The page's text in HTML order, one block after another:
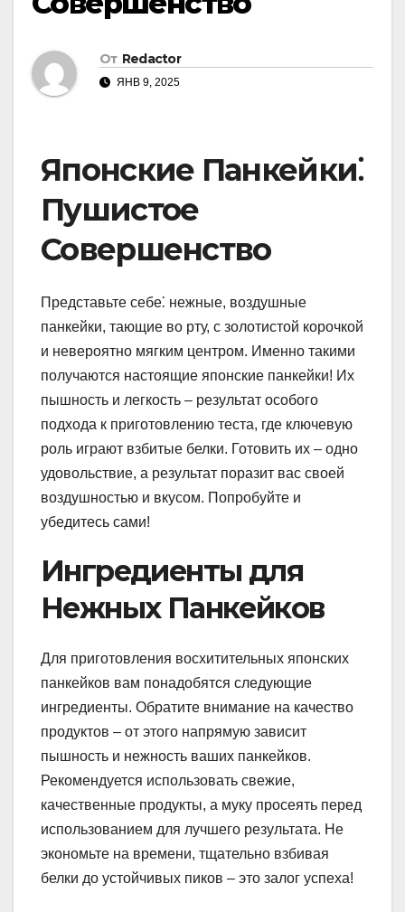
От Redactor
ЯНВ 9, 2025
Японские Панкейки⁚
Пушистое
Совершенство
Представьте себе⁚ нежные, воздушные
панкейки, тающие во рту, с золотистой корочкой
и невероятно мягким центром. Именно такими
получаются настоящие японские панкейки! Их
пышность и легкость – результат особого
подхода к приготовлению теста, где ключевую
роль играют взбитые белки. Готовить их – одно
удовольствие, а результат поразит вас своей
воздушностью и вкусом. Попробуйте и
убедитесь сами!
Ингредиенты для
Нежных Панкейков
Для приготовления восхитительных японских
панкейков вам понадобятся следующие
ингредиенты. Обратите внимание на качество
продуктов – от этого напрямую зависит
пышность и нежность ваших панкейков.
Рекомендуется использовать свежие,
качественные продукты, а муку просеять перед
использованием для лучшего результата. Не
экономьте на времени, тщательно взбивая
белки до устойчивых пиков – это залог успеха!